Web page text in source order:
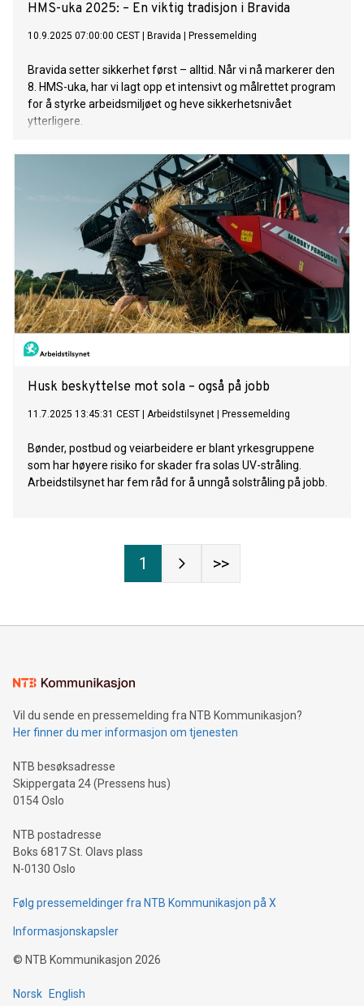
HMS-uka 2025: – En viktig tradisjon i Bravida
10.9.2025 07:00:00 CEST Bravida Pressemelding
Bravida setter sikkerhet først – alltid. Når vi nå markerer den
8. HMS-uka, har vi lagt opp et intensivt og målrettet program
for å styrke arbeidsmiljøet og heve sikkerhetsnivået
ytterligere.
Husk beskyttelse mot sola – også på jobb
11.7.2025 13:45:31 CEST Arbeidstilsynet Pressemelding
Bønder, postbud og veiarbeidere er blant yrkesgruppene
som har høyere risiko for skader fra solas UV-stråling.
Arbeidstilsynet har fem råd for å unngå solstråling på jobb.
1 >>
Vil du sende en pressemelding fra NTB Kommunikasjon?
Her finner du mer informasjon om tjenesten
NTB besøksadresse
Skippergata 24 (Pressens hus)
0154 Oslo
NTB postadresse
Boks 6817 St. Olavs plass
N-0130 Oslo
Følg pressemeldinger fra NTB Kommunikasjon på X
Informasjonskapsler
© NTB Kommunikasjon 2026
Norsk English